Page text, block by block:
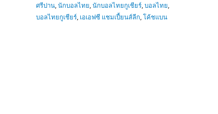
ศรีปาน,นักบอลไทย,นักบอลไทยกูเชียร์,บอลไทย,
บอลไทยกูเชียร์, เอเอฟซี แชมเปี้ยนส์ลีก,โค้ชแบน